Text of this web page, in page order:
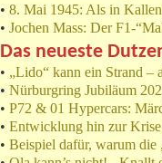
• 8. Mai 1945: Als in
• Jochen Mass: Der F1-
Das neueste
• „Lido“ kann ein Strand –
• Nürburgring Jubiläum
• P72 & 01 Hypercars:
• Entwicklung hin zur
• Beispiel dafür, warum die